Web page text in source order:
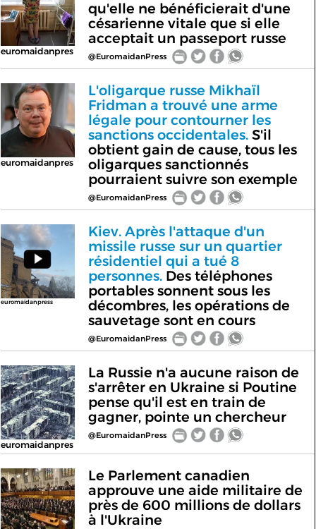
SUIVEZ NOUS:
< RETOUR À L'ACCUEIL
euromaidanpres
qu'elle ne bénéficierait d'une
césarienne vitale que si elle
acceptait un passeport russe
@EuromaidanPress
euromaidanpres
L'oligarque russe Mikhaïl
Fridman a trouvé une arme
légale pour contourner les
sanctions occidentales.S'il
obtient gain de cause, tous les
oligarques sanctionnés
pourraient suivre son exemple
@EuromaidanPress
euromaidanpress
Kiev. Après l'attaque d'un
missile russe sur un quartier
résidentiel qui a tué 8
personnes.Des téléphones
portables sonnent sous les
décombres, les opérations de
sauvetage sont en cours
@EuromaidanPress
euromaidanpres
La Russie n'a aucune raison de
s'arrêter en Ukraine si Poutine
pense qu'il est en train de
gagner, pointe un chercheur
@EuromaidanPress
Le Parlement canadien
approuve une aide militaire de
près de 600 millions de dollars
à l'Ukraine